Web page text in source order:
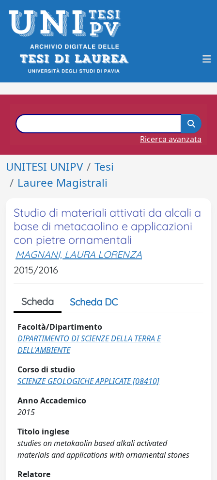
Ricerca avanzata
UNITESI UNIPV
Tesi
Lauree Magistrali
Studio di materiali attivati da alcali a
base di metacaolino e applicazioni
con pietre ornamentali
MAGNANI, LAURA LORENZA
2015/2016
Scheda Scheda DC
Facoltà/Dipartimento
DIPARTIMENTO DI SCIENZE DELLA TERRA E
DELL'AMBIENTE
Corso di studio
SCIENZE GEOLOGICHE APPLICATE [08410]
Anno Accademico
2015
Titolo inglese
studies on metakaolin based alkali activated
materials and applications with ornamental stones
Relatore